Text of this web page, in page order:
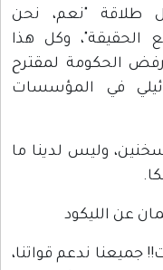
طلاقة "نعم، نحن
الحقيقة"، وكل هذا
الحكومة لمقترح
في المؤسسات
وليس لدينا ما
عن الليكود
جميعنا ندعم قواتنا،